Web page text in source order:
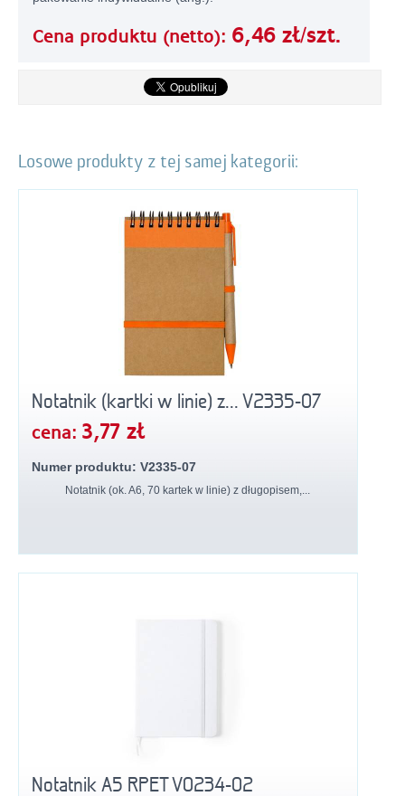
Cena produktu (netto): 6,46 zł/szt.
Losowe produkty z tej samej kategorii:
Notatnik (kartki w linie) z... V2335-07
cena: 3,77 zł
Numer produktu: V2335-07
Notatnik (ok. A6, 70 kartek w linie) z długopisem,...
Notatnik A5 RPET V0234-02